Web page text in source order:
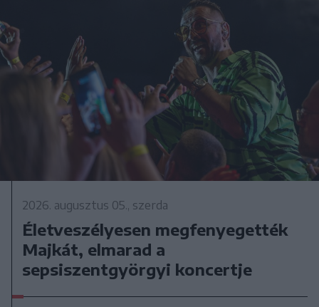
2026. augusztus 05., szerda
Életveszélyesen megfenyegették
Majkát, elmarad a
sepsiszentgyörgyi koncertje